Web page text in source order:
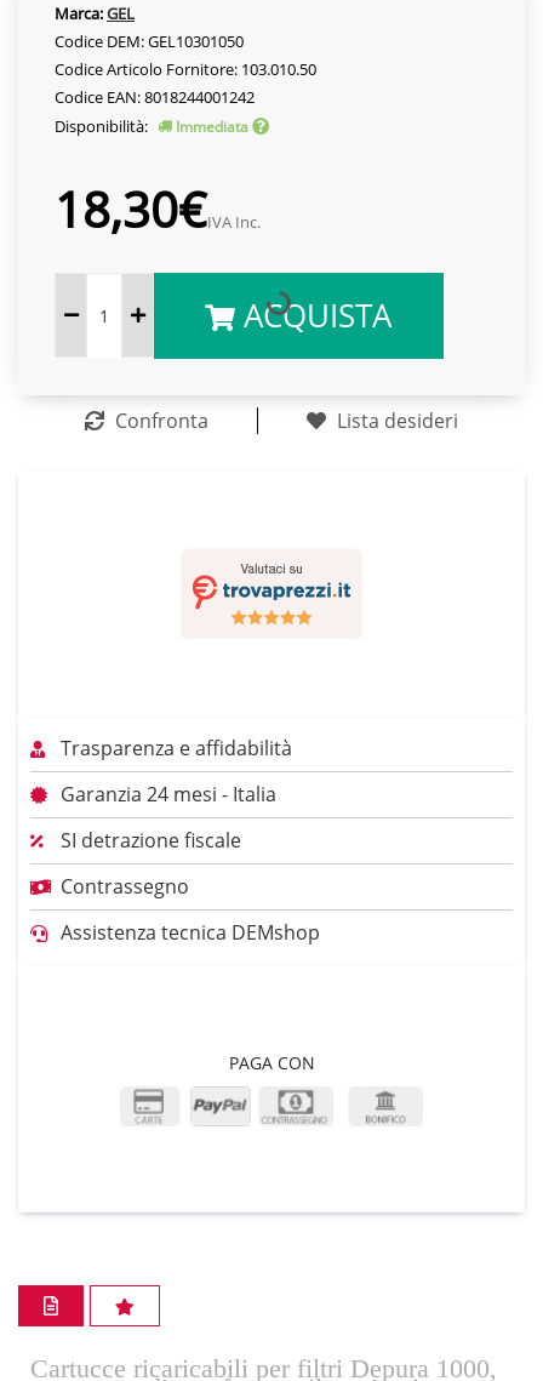
Marca:GEL
Codice DEM: GEL10301050
Codice Articolo Fornitore: 103.010.50
Codice EAN: 8018244001242
Disponibilità:
Immediata
18,30€IVA Inc.
ACQUISTA
Confronta Lista desideri
Trasparenza e affidabilità
Garanzia 24 mesi - Italia
SI detrazione fiscale
Contrassegno
Assistenza tecnica DEMshop
PAGA CON
Cartucce ricaricabili per filtri Depura 1000,